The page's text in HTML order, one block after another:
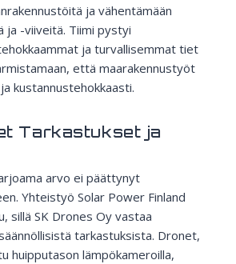
ja vähentämään
ja -viiveitä. Tiimi pystyi
ja turvallisemmat tiet
että maarakennustyöt
kustannustehokkaasti.
Tarkastukset ja
arvo ei päättynyt
Yhteistyö Solar Power Finland
sillä SK Drones Oy vastaa
tarkastuksista. Dronet,
huipputason lämpökameroilla,